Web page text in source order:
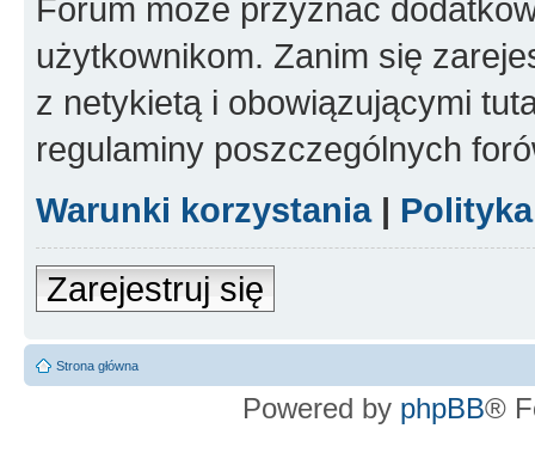
Forum może przyznać
użytkownikom. Zanim się
z netykietą i obowiązującymi
regulaminy poszczególnych
Warunki korzystania|
Zarejestruj się
Strona główna
Powered by phpBB®